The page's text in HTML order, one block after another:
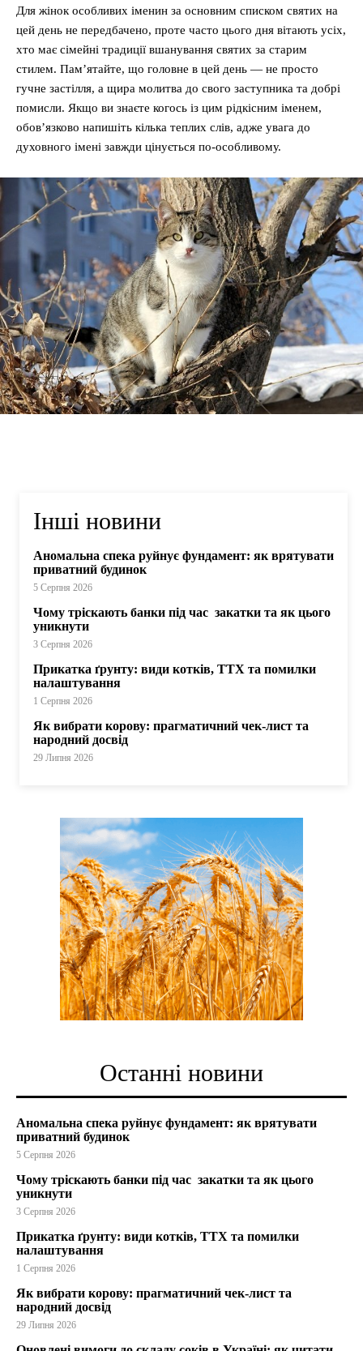
Для жінок особливих іменин за основним списком святих на
цей день не передбачено, проте часто цього дня вітають усіх,
хто має сімейні традиції вшанування святих за старим
стилем. Пам’ятайте, що головне в цей день — не просто
гучне застілля, а щира молитва до свого заступника та добрі
помисли. Якщо ви знаєте когось із цим рідкісним іменем,
обов’язково напишіть кілька теплих слів, адже увага до
духовного імені завжди цінується по-особливому.
Інші новини
Аномальна спека руйнує фундамент: як врятувати
приватний будинок
5 Серпня 2026
Чому тріскають банки під час закатки та як цього
уникнути
3 Серпня 2026
Прикатка ґрунту: види котків, ТТХ та помилки
налаштування
1 Серпня 2026
Як вибрати корову: прагматичний чек-лист та
народний досвід
29 Липня 2026
Останні новини
Аномальна спека руйнує фундамент: як врятувати
приватний будинок
5 Серпня 2026
Чому тріскають банки під час закатки та як цього
уникнути
3 Серпня 2026
Прикатка ґрунту: види котків, ТТХ та помилки
налаштування
1 Серпня 2026
Як вибрати корову: прагматичний чек-лист та
народний досвід
29 Липня 2026